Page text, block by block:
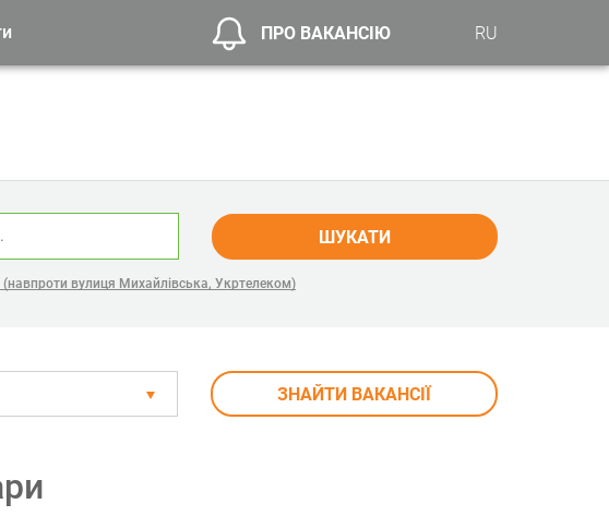
ПРО ВАКАНСІЮ RU
ШУКАТИ
вулиця Михайлівська, Укртелеком)
ЗНАЙТИ ВАКАНСІЇ